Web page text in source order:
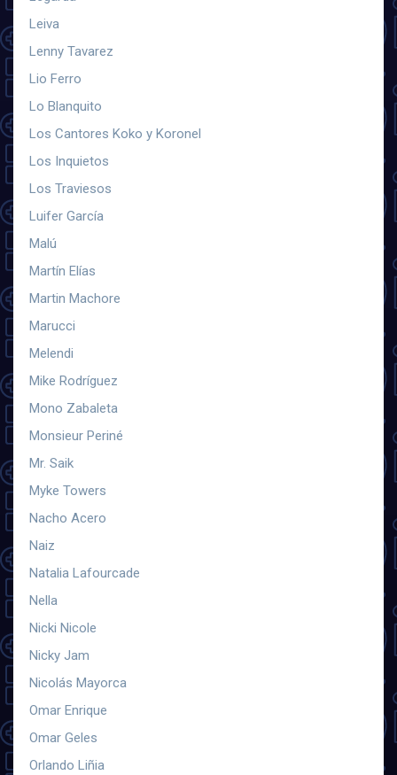
Leiva
Lenny Tavarez
Lio Ferro
Lo Blanquito
Los Cantores Koko y Koronel
Los Inquietos
Los Traviesos
Luifer García
Malú
Martín Elías
Martin Machore
Marucci
Melendi
Mike Rodríguez
Mono Zabaleta
Monsieur Periné
Mr. Saik
Myke Towers
Nacho Acero
Naiz
Natalia Lafourcade
Nella
Nicki Nicole
Nicky Jam
Nicolás Mayorca
Omar Enrique
Omar Geles
Orlando Liñia